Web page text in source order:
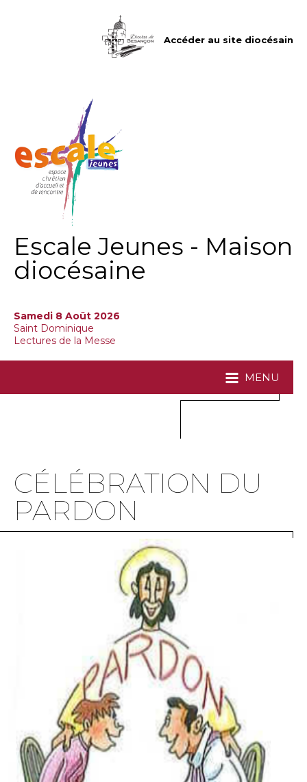
Accéder au site diocésain
Escale Jeunes - Maison
diocésaine
Samedi 8 Août 2026
Saint Dominique
Lectures de la Messe
MENU
CÉLÉBRATION DU
PARDON